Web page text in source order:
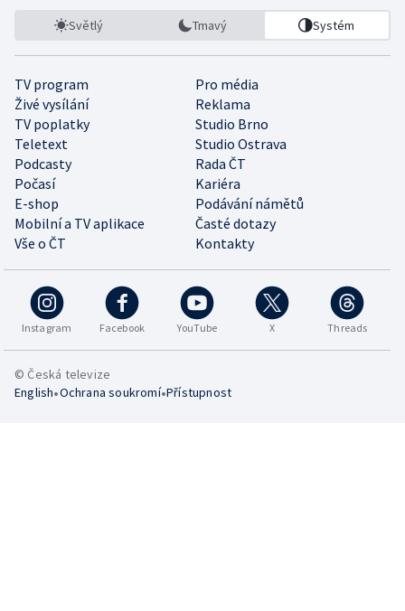
Světlý Tmavý Systém
TV program
Pro média
Živé vysílání
Reklama
TV poplatky
Studio Brno
Teletext
Studio Ostrava
Podcasty
Rada ČT
Počasí
Kariéra
E-shop
Podávání námětů
Mobilní a TV aplikace
Časté dotazy
Vše o ČT
Kontakty
Instagram Facebook YouTube X Threads
© Česká televize
English•Ochrana soukromí•Přístupnost